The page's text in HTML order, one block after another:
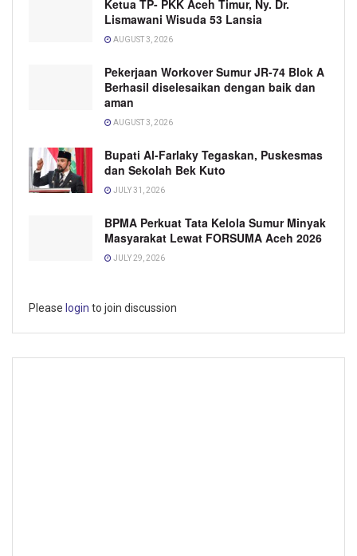
Ketua TP- PKK Aceh Timur, Ny. Dr.
Lismawani Wisuda 53 Lansia
AUGUST 3, 2026
Pekerjaan Workover Sumur JR-74 Blok A
Berhasil diselesaikan dengan baik dan
aman
AUGUST 3, 2026
Bupati Al-Farlaky Tegaskan, Puskesmas
dan Sekolah Bek Kuto
JULY 31, 2026
BPMA Perkuat Tata Kelola Sumur Minyak
Masyarakat Lewat FORSUMA Aceh 2026
JULY 29, 2026
Please login to join discussion